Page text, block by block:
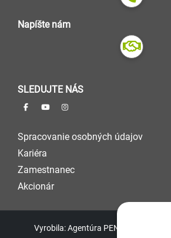
Napíšte nám
SLEDUJTE NÁS
Spracovanie osobných údajov
Kariéra
Zamestnanec
Akcionár
Vyrobila: Agentúra PENELOPA, s.r.o.